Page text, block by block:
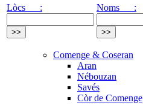
Lòcs :
Noms :
Comenge & Coseran
Aran
Nébouzan
Savés
Còr de Comenge